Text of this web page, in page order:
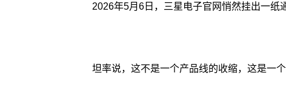
2026年5月6日，三星电子官网悄然挂出一纸
坦率说，这不是一个产品线的收缩，这是一个